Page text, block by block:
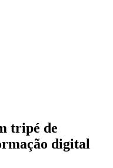
tripé de
digital